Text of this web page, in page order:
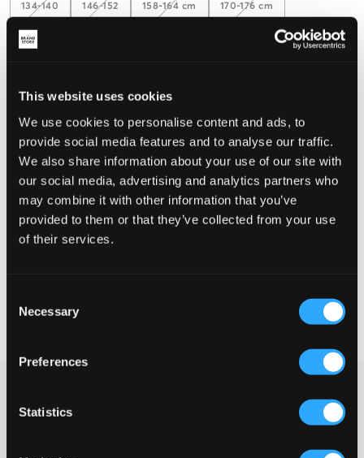
This website uses cookies
We use cookies to personalise content and ads, to
provide social media features and to analyse our traffic.
We also share information about your use of our site with
our social media, advertising and analytics partners who
may combine it with other information that you’ve
provided to them or that they’ve collected from your use
of their services.
Selection
Necessary
Preferences
Statistics
134-140 146-152 158-164 cm 170-176 cm
Kun 1
Opplevd størrelse
Liten Riktig Stor
STØRRELSESTABELL
Rask levering
lommer på sidene. Match gjerne disse sammen med den
tilhørende skjorten for et komplett sett.